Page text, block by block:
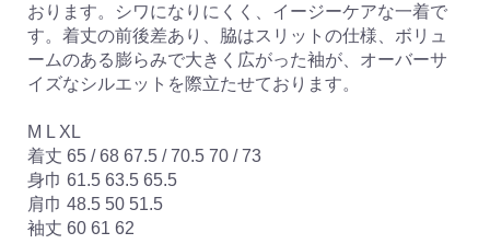
おります。シワになりにくく、イージーケアな一着で
す。着丈の前後差あり、脇はスリットの仕様、ボリュ
ームのある膨らみで大きく広がった袖が、オーバーサ
イズなシルエットを際立たせております。
M L XL
着丈 65 / 68 67.5 / 70.5 70 / 73
身巾 61.5 63.5 65.5
肩巾 48.5 50 51.5
袖丈 60 61 62